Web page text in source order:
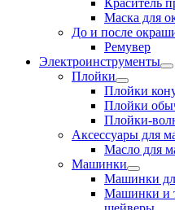
Краситель
Маска для
До и после
Ремувер
Электроинструменты
Плойки
Плойки
Плойки
Плойки-
Аксессуары для
Масло для
Машинки
Машинки
Машинки и